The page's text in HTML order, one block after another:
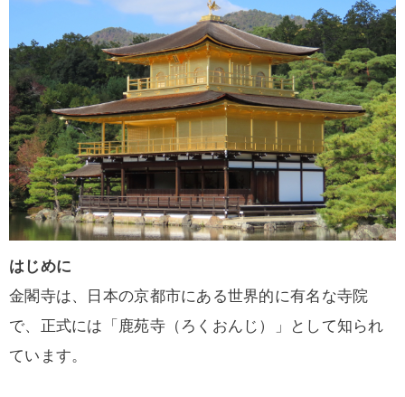
はじめに
金閣寺は、日本の京都市にある世界的に有名な寺院
で、正式には「鹿苑寺（ろくおんじ）」として知られ
ています。